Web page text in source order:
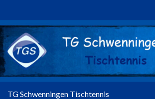
Search for:
TG Schwenningen Tischtennis